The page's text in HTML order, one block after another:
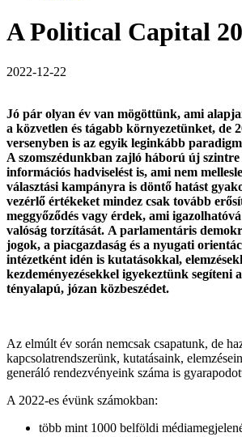
A Political Capital
2022-12-22
Jó pár olyan év van mögöttünk, ami
a közvetlen és tágabb környezetünket, de
versenyben is az egyik leginkább
A szomszédunkban zajló háború új szintre
információs hadviselést is, ami nem
választási kampányra is döntő hatást
vezérlő értékeket mindez csak tovább
meggyőződés vagy érdek, ami
valóság torzítását. A parlamentáris
jogok, a piacgazdaság és a nyugati
intézetként idén is kutatásokkal,
kezdeményezésekkel igyekeztünk segíteni
tényalapú, józan közbeszédet.
Az elmúlt év során nemcsak csapatunk, de
kapcsolatrendszerünk, kutatásaink,
generáló rendezvényeink száma is
A 2022-es évünk számokban:
több mint 1000 belföldi